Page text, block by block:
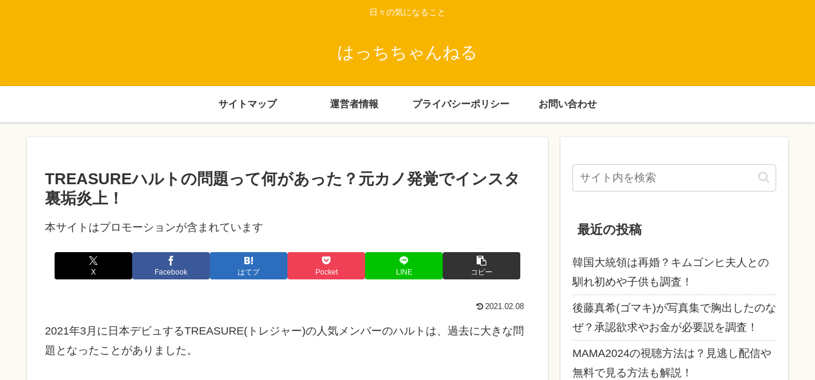
日々の気になること
はっちちゃんねる
サイトマップ 運営者情報 プライバシーポリシー お問い合わせ
TREASUREハルトの問題って何があった？元カノ発覚でインスタ
裏垢炎上！
本サイトはプロモーションが含まれています
X Facebook はてブ Pocket LINE コピー
2021.02.08
2021年3月に日本デビュするTREASURE(トレジャー)の人気メンバーのハルトは、過去に大きな問
題となったことがありました。
最近の投稿
韓国大統領は再婚？キムゴンヒ夫人との
馴れ初めや子供も調査！
後藤真希(ゴマキ)が写真集で胸出したのな
ぜ？承認欲求やお金が必要説を調査！
MAMA2024の視聴方法は？見逃し配信や
無料で見る方法も解説！